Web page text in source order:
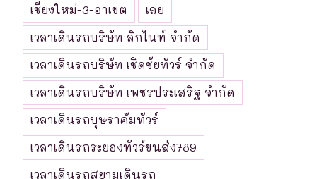
เชียงใหม่-3-อาเขต
เลย
เวลาเดินรถบริษัท ลิกไนท์ จำกัด
เวลาเดินรถบริษัท เชิดชัยทัวร์ จำกัด
เวลาเดินรถบริษัท เพชรประเสริฐ จำกัด
เวลาเดินรถบุษราคัมทัวร์
เวลาเดินรถระยองทัวร์ขนส่ง789
เวลาเดินรถสยามเดินรถ